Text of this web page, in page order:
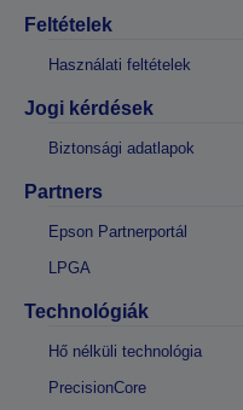
Feltételek
Használati feltételek
Jogi kérdések
Biztonsági adatlapok
Partners
Epson Partnerportál
LPGA
Technológiák
Hő nélküli technológia
PrecisionCore